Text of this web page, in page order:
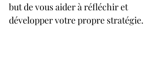
but de vous aider à réfléchir et
développer votre propre stratégie.